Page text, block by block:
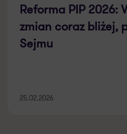
Reforma PIP 2026:
zmian coraz bliżej,
Sejmu
25.02.2026